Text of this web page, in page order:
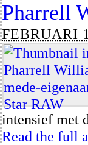
Pharrell
FEBRUARI
intensief met
Read the full